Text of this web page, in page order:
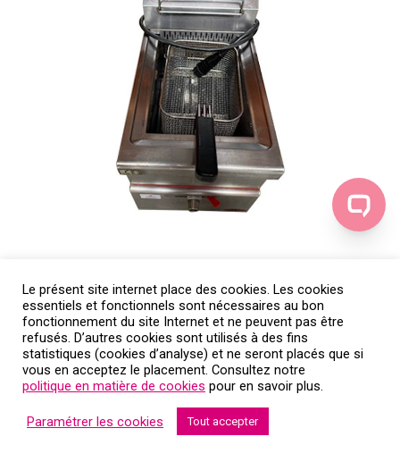
Friteuse en location : friteuse électrique 9 litres
Le présent site internet place des cookies. Les cookies
essentiels et fonctionnels sont nécessaires au bon
fonctionnement du site Internet et ne peuvent pas être
refusés. D’autres cookies sont utilisés à des fins
statistiques (cookies d’analyse) et ne seront placés que si
vous en acceptez le placement. Consultez notre
politique en matière de cookies pour en savoir plus.
Paramétrer les cookies Tout accepter